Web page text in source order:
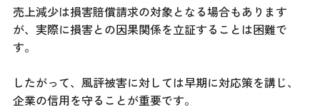
売上減少は損害賠償請求の対象となる場合もあります
が、実際に損害との因果関係を立証することは困難で
す。
したがって、風評被害に対しては早期に対応策を講じ、
企業の信用を守ることが重要です。